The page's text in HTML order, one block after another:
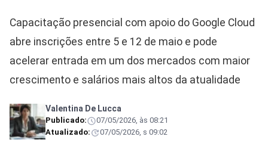
Capacitação presencial com apoio do Google Cloud
abre inscrições entre 5 e 12 de maio e pode
acelerar entrada em um dos mercados com maior
crescimento e salários mais altos da atualidade
Valentina De Lucca
Publicado:
07/05/2026, às 08:21
Atualizado:
07/05/2026, s 09:02